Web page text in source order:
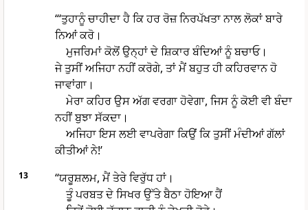
“‘ਤੁਹਾਨੂੰ ਚਾਹੀਦਾ ਹੈ ਕਿ ਹਰ ਰੋਜ਼ ਨਿਰਪੱਖਤਾ ਨਾਲ ਲੋਕਾਂ ਬਾਰੇ
ਨਿਆਂ ਕਰੋ।
ਮੁਜਰਿਮਾਂ ਕੋਲੋਂ ਉਨ੍ਹਾਂ ਦੇ ਸ਼ਿਕਾਰ ਬੰਦਿਆਂ ਨੂੰ ਬਚਾਓ।
ਜੇ ਤੁਸੀਂ ਅਜਿਹਾ ਨਹੀਂ ਕਰੋਗੇ, ਤਾਂ ਮੈਂ ਬਹੁਤ ਹੀ ਕਹਿਰਵਾਨ ਹੋ
ਜਾਵਾਂਗਾ।
ਮੇਰਾ ਕਹਿਰ ਉਸ ਅੱਗ ਵਰਗਾ ਹੋਵੇਗਾ, ਜਿਸ ਨੂੰ ਕੋਈ ਵੀ ਬੰਦਾ
ਨਹੀਂ ਬੁਝਾ ਸੱਕਦਾ।
ਅਜਿਹਾ ਇਸ ਲਈ ਵਾਪਰੇਗਾ ਕਿਉਂ ਕਿ ਤੁਸੀਂ ਮੰਦੀਆਂ ਗੱਲਾਂ
ਕੀਤੀਆਂ ਨੇ!’
13
“ਯਰੂਸ਼ਲਮ, ਮੈਂ ਤੇਰੇ ਵਿਰੁੱਧ ਹਾਂ।
ਤੂੰ ਪਰਬਤ ਦੇ ਸਿਖਰ ਉੱਤੇ ਬੈਠਾ ਹੋਇਆ ਹੈਂ